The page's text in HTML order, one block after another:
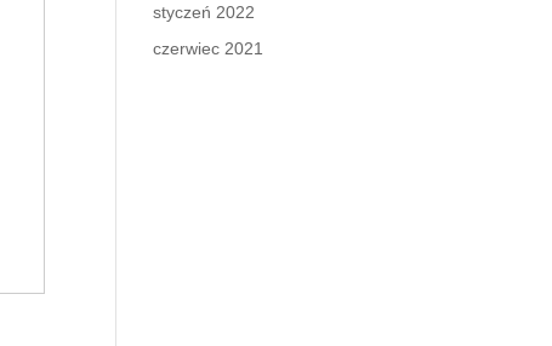
styczeń 2022
czerwiec 2021